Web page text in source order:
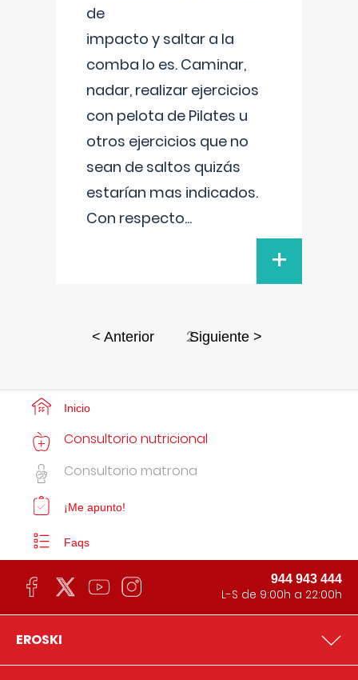
de
impacto y saltar a la
comba lo es. Caminar,
nadar, realizar ejercicios
con pelota de Pilates u
otros ejercicios que no
sean de saltos quizás
estarían mas indicados.
Con respecto...
+
< Anterior 2Siguiente >
Inicio
Consultorio nutricional
Consultorio matrona
¡Me apunto!
Faqs
944 943 444
L-S de 9:00h a 22:00h
EROSKI